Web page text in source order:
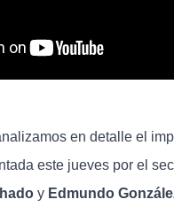
en detalle el
este jueves por el
y Edmundo